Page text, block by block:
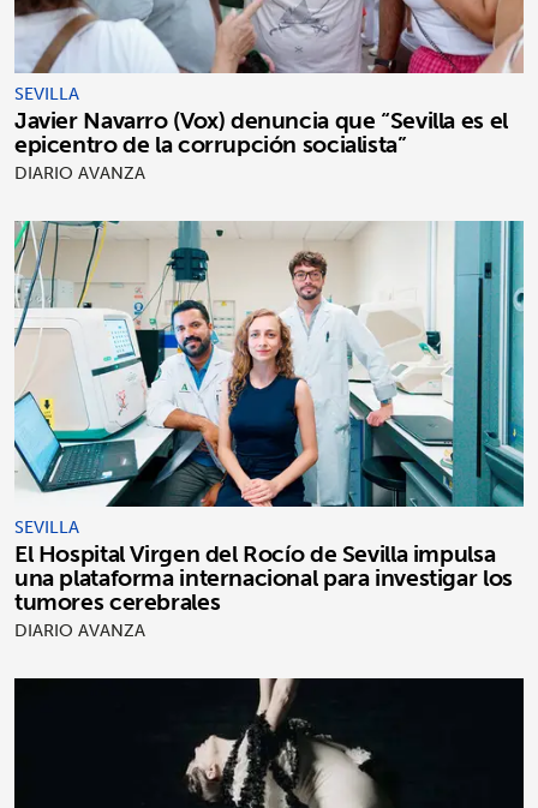
SEVILLA
Javier Navarro (Vox) denuncia que “Sevilla es el
epicentro de la corrupción socialista”
DIARIO AVANZA
SEVILLA
El Hospital Virgen del Rocío de Sevilla impulsa
una plataforma internacional para investigar los
tumores cerebrales
DIARIO AVANZA